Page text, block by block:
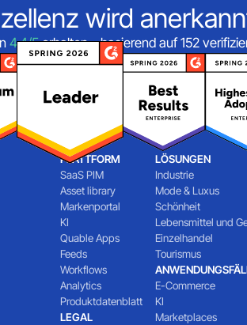
wird
4,4/5erhalten – basierend auf 152
PLATTFORM
SaaS PIM
Asset library
Markenportal
KI
Quable Apps
Feeds
Workflows
Analytics
Produktdatenblatt
LEGAL
LÖSUNGEN
Industrie
Mode & Luxus
Schönheit
Lebensmittel und
Einzelhandel
Tourismus
E-Commerce
KI
Marketplaces